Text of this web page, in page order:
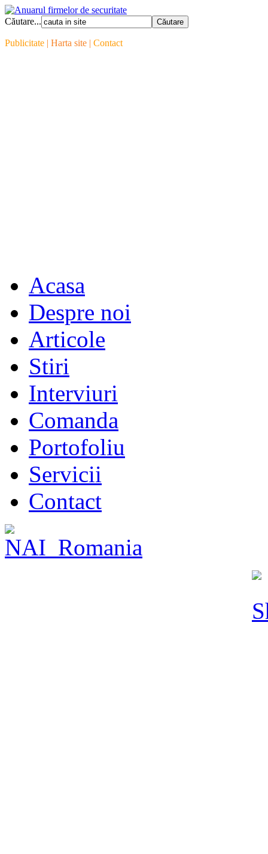
Căutare...
Publicitate | Harta site | Contact
Acasa
Despre noi
Articole
Stiri
Interviuri
Comanda
Portofoliu
Servicii
Contact